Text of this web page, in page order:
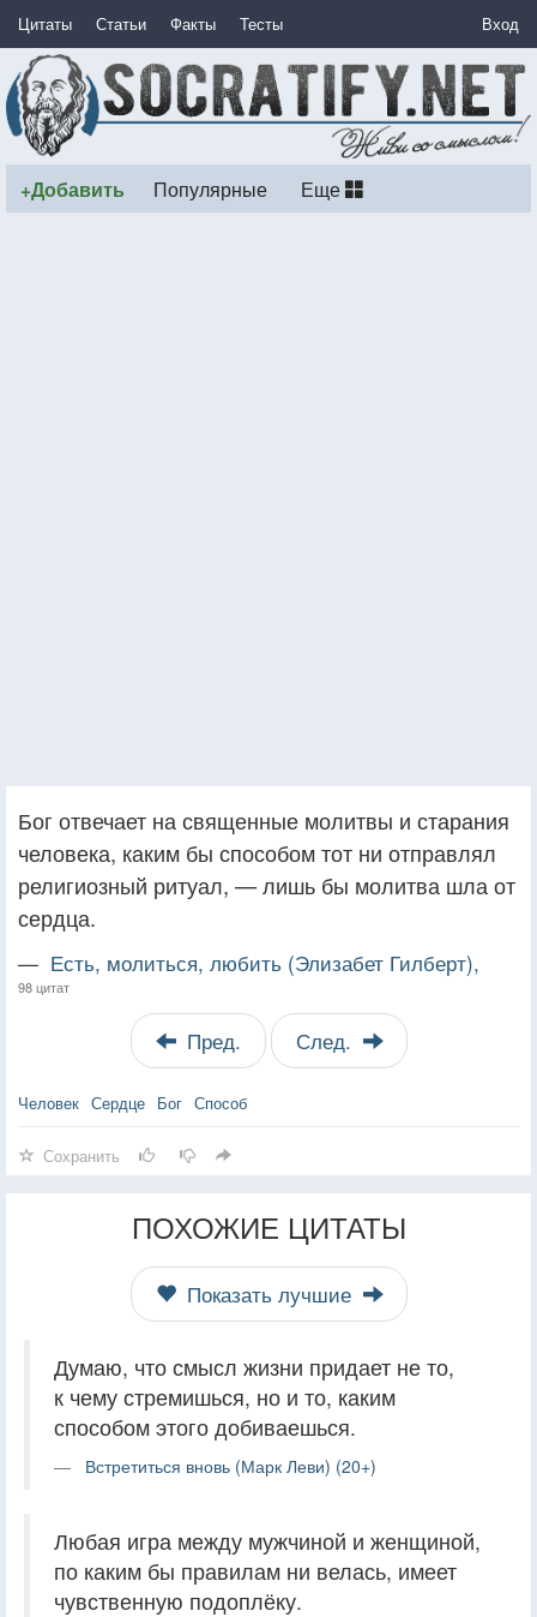
Цитаты Статьи Факты Тесты Вход
+Добавить Популярные Еще
Бог отвечает на священные молитвы и старания
человека, каким бы способом тот ни отправлял
религиозный ритуал, — лишь бы молитва шла от
сердца.
— Есть, молиться, любить (Элизабет Гилберт),
98 цитат
Пред. След.
Человек Сердце Бог Способ
Сохранить
ПОХОЖИЕ ЦИТАТЫ
Показать лучшие
Думаю, что смысл жизни придает не то,
к чему стремишься, но и то, каким
способом этого добиваешься.
Встретиться вновь (Марк Леви) (20+)
Любая игра между мужчиной и женщиной,
по каким бы правилам ни велась, имеет
чувственную подоплёку.